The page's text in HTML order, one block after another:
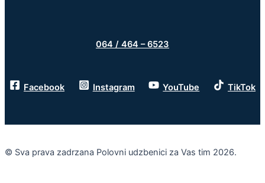
064 / 464 – 6523
Facebook Instagram YouTube TikTok
© Sva prava zadrzana Polovni udzbenici za Vas tim 2026.